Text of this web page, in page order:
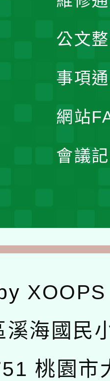
公文
事項
網站
會議
XOOPS
溪海國民
桃園市